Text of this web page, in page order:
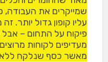
שמייקרים את העבודה,
עליו קופון גדול יותר.
פיקוח על התחום –
מעדיפים לקוחות
מאשר כסף שנלקח ללא